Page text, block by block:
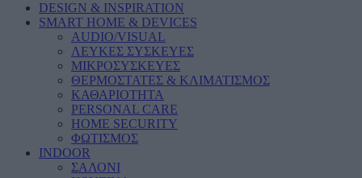
DESIGN & INSPIRATION
SMART HOME & DEVICES
AUDIO/VISUAL
ΛΕΥΚΕΣ ΣΥΣΚΕΥΕΣ
ΜΙΚΡΟΣΥΣΚΕΥΕΣ
ΘΕΡΜΟΣΤΑΤΕΣ & ΚΛΙΜΑΤΙΣΜΟΣ
ΚΑΘΑΡΙΟΤΗΤΑ
PERSONAL CARE
HOME SECURITY
ΦΩΤΙΣΜΟΣ
INDOOR
ΣΑΛΟΝΙ